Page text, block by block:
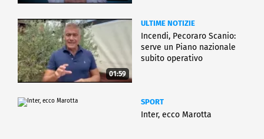
01:59
ULTIME NOTIZIE
Incendi, Pecoraro Scanio:
serve un Piano nazionale
subito operativo
SPORT
Inter, ecco Marotta